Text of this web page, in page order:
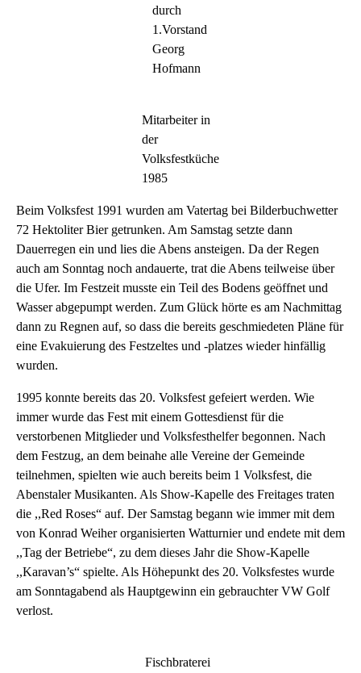
durch
1.Vorstand
Georg
Hofmann
Mitarbeiter in
der
Volksfestküche
1985
Beim Volksfest 1991 wurden am Vatertag bei Bilderbuchwetter
72 Hektoliter Bier getrunken. Am Samstag setzte dann
Dauerregen ein und lies die Abens ansteigen. Da der Regen
auch am Sonntag noch andauerte, trat die Abens teilweise über
die Ufer. Im Festzeit musste ein Teil des Bodens geöffnet und
Wasser abgepumpt werden. Zum Glück hörte es am Nachmittag
dann zu Regnen auf, so dass die bereits geschmiedeten Pläne für
eine Evakuierung des Festzeltes und -platzes wieder hinfällig
wurden.
1995 konnte bereits das 20. Volksfest gefeiert werden. Wie
immer wurde das Fest mit einem Gottesdienst für die
verstorbenen Mitglieder und Volksfesthelfer begonnen. Nach
dem Festzug, an dem beinahe alle Vereine der Gemeinde
teilnehmen, spielten wie auch bereits beim 1 Volksfest, die
Abenstaler Musikanten. Als Show-Kapelle des Freitages traten
die ,,Red Roses“ auf. Der Samstag begann wie immer mit dem
von Konrad Weiher organisierten Watturnier und endete mit dem
,,Tag der Betriebe“, zu dem dieses Jahr die Show-Kapelle
,,Karavan’s“ spielte. Als Höhepunkt des 20. Volksfestes wurde
am Sonntagabend als Hauptgewinn ein gebrauchter VW Golf
verlost.
Fischbraterei